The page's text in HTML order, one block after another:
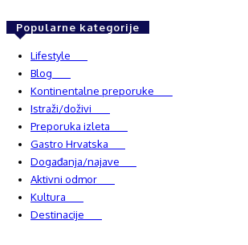
Popularne kategorije
Lifestyle
Blog
Kontinentalne preporuke
Istraži/doživi
Preporuka izleta
Gastro Hrvatska
Događanja/najave
Aktivni odmor
Kultura
Destinacije